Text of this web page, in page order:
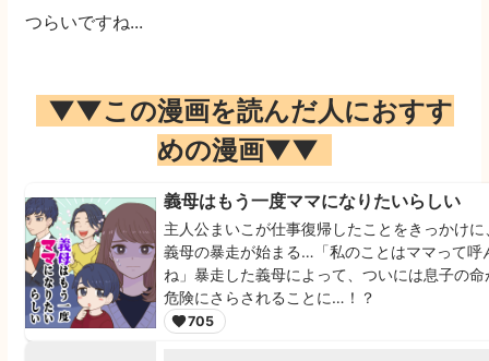
つらいですね...
▼▼この漫画を読んだ人におすす
めの漫画▼▼
義母はもう一度ママになりたいらしい
主人公まいこが仕事復帰したことをきっかけに
義母の暴走が始まる…「私のことはママって呼
ね」暴走した義母によって、ついには息子の命
危険にさらされることに…！？
705